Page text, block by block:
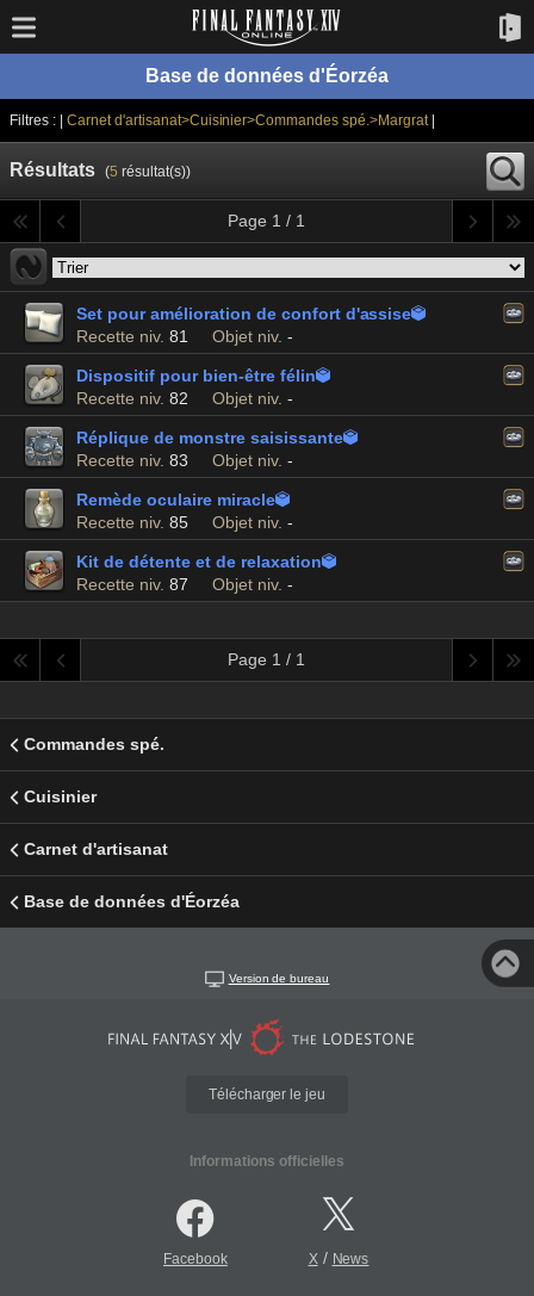
Base de données d'Éorzéa
Filtres : | Carnet d'artisanat>Cuisinier>Commandes spé.>Margrat|
Résultats (5 résultat(s))
Page 1 / 1
Set pour amélioration de confort d'assise
Recette niv. 81 Objet niv. -
Dispositif pour bien-être félin
Recette niv. 82 Objet niv. -
Réplique de monstre saisissante
Recette niv. 83 Objet niv. -
Remède oculaire miracle
Recette niv. 85 Objet niv. -
Kit de détente et de relaxation
Recette niv. 87 Objet niv. -
Page 1 / 1
Commandes spé.
Cuisinier
Carnet d'artisanat
Base de données d'Éorzéa
Version de bureau
Télécharger le jeu
Informations officielles
Facebook X/ News